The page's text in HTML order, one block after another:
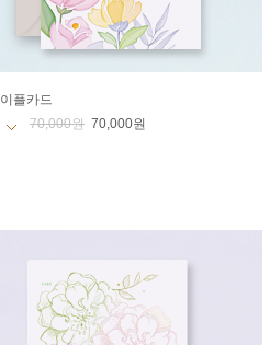
이플카드
70,000원 70,000원